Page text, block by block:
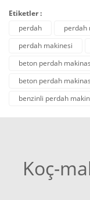
Etiketler :
perdah
perdah
perdah makinesi
beton perdah
beton perdah
benzinli perdah
Koç-